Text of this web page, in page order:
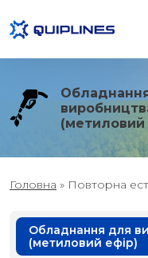
(метиловий
Головна » Повторна
Обладнання для
(метиловий ефір)